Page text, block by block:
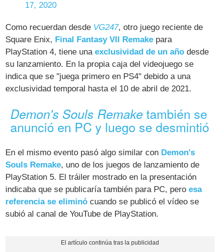
17, 2020
Como recuerdan desde VG247, otro juego reciente de
Square Enix, Final Fantasy VII Remake para
PlayStation 4, tiene unaexclusividad de un año desde
su lanzamiento. En la propia caja del videojuego se
indica que se "juega primero en PS4" debido a una
exclusividad temporal hasta el 10 de abril de 2021.
Demon's Souls Remake también se
anunció en PC y luego se desmintió
En el mismo evento pasó algo similar con Demon's
Souls Remake, uno de los juegos de lanzamiento de
PlayStation 5. El tráiler mostrado en la presentación
indicaba que se publicaría también para PC, peroesa
referencia se eliminó cuando se publicó el vídeo se
subió al canal de YouTube de PlayStation.